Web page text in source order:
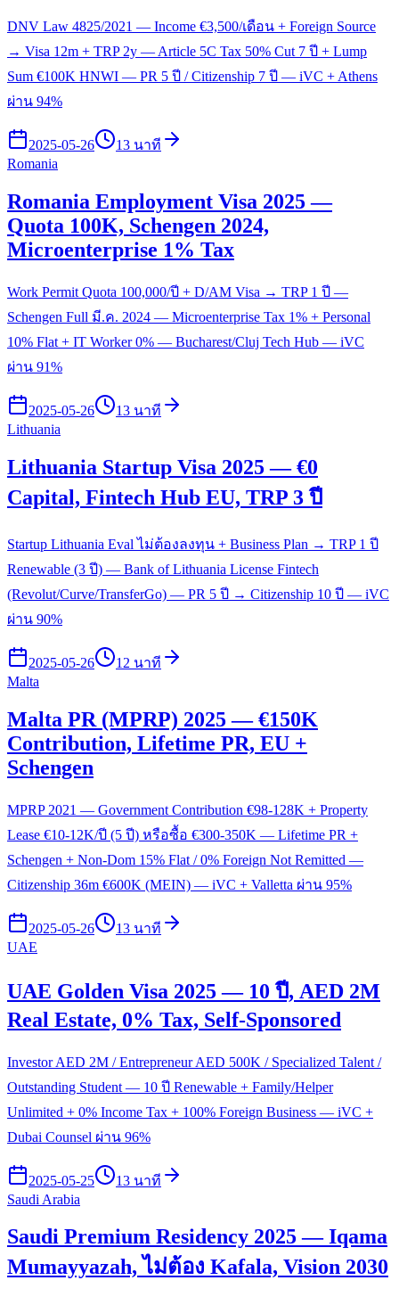
DNV Law 4825/2021 — Income €3,500/เดือน + Foreign Source
→ Visa 12m + TRP 2y — Article 5C Tax 50% Cut 7 ปี + Lump
Sum €100K HNWI — PR 5 ปี / Citizenship 7 ปี — iVC + Athens
ผ่าน 94%
2025-05-26
13 นาที
Romania
Romania Employment Visa 2025 —
Quota 100K, Schengen 2024,
Microenterprise 1% Tax
Work Permit Quota 100,000/ปี + D/AM Visa → TRP 1 ปี —
Schengen Full มี.ค. 2024 — Microenterprise Tax 1% + Personal
10% Flat + IT Worker 0% — Bucharest/Cluj Tech Hub — iVC
ผ่าน 91%
2025-05-26
13 นาที
Lithuania
Lithuania Startup Visa 2025 — €0
Capital, Fintech Hub EU, TRP 3 ปี
Startup Lithuania Eval ไม่ต้องลงทุน + Business Plan → TRP 1 ปี
Renewable (3 ปี) — Bank of Lithuania License Fintech
(Revolut/Curve/TransferGo) — PR 5 ปี → Citizenship 10 ปี — iVC
ผ่าน 90%
2025-05-26
12 นาที
Malta
Malta PR (MPRP) 2025 — €150K
Contribution, Lifetime PR, EU +
Schengen
MPRP 2021 — Government Contribution €98-128K + Property
Lease €10-12K/ปี (5 ปี) หรือซื้อ €300-350K — Lifetime PR +
Schengen + Non-Dom 15% Flat / 0% Foreign Not Remitted —
Citizenship 36m €600K (MEIN) — iVC + Valletta ผ่าน 95%
2025-05-26
13 นาที
UAE
UAE Golden Visa 2025 — 10 ปี, AED 2M
Real Estate, 0% Tax, Self-Sponsored
Investor AED 2M / Entrepreneur AED 500K / Specialized Talent /
Outstanding Student — 10 ปี Renewable + Family/Helper
Unlimited + 0% Income Tax + 100% Foreign Business — iVC +
Dubai Counsel ผ่าน 96%
2025-05-25
13 นาที
Saudi Arabia
Saudi Premium Residency 2025 — Iqama
Mumayyazah, ไม่ต้อง Kafala, Vision 2030